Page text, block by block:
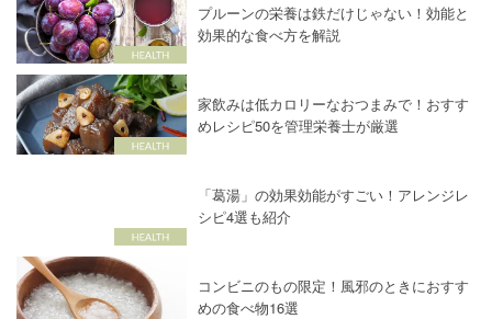
プルーンの栄養は鉄だけじゃない！効能と
効果的な食べ方を解説
家飲みは低カロリーなおつまみで！おすす
めレシピ50を管理栄養士が厳選
「葛湯」の効果効能がすごい！アレンジレ
シピ4選も紹介
コンビニのもの限定！風邪のときにおすす
めの食べ物16選